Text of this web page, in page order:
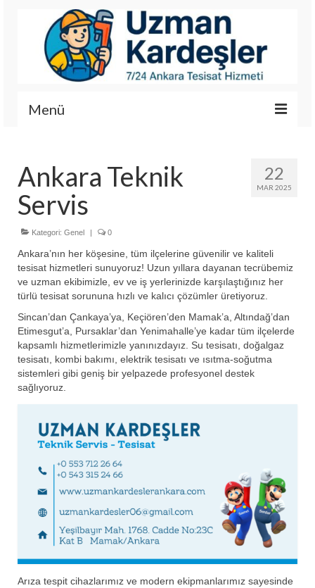
Menü
Hizmetlerimiz
Hakkımızda
Fotoğraf Galerisi
22
MAR 2025
Ankara Teknik
Servis
Kategori: Genel | 0
Ankara’nın her köşesine, tüm ilçelerine güvenilir ve kaliteli
tesisat hizmetleri sunuyoruz! Uzun yıllara dayanan tecrübemiz
ve uzman ekibimizle, ev ve iş yerlerinizde karşılaştığınız her
türlü tesisat sorununa hızlı ve kalıcı çözümler üretiyoruz.
Sincan’dan Çankaya’ya, Keçiören’den Mamak’a, Altındağ’dan
Etimesgut’a, Pursaklar’dan Yenimahalle’ye kadar tüm ilçelerde
kapsamlı hizmetlerimizle yanınızdayız. Su tesisatı, doğalgaz
tesisatı, kombi bakımı, elektrik tesisatı ve ısıtma-soğutma
sistemleri gibi geniş bir yelpazede profesyonel destek
sağlıyoruz.
Arıza tespit cihazlarımız ve modern ekipmanlarımız sayesinde